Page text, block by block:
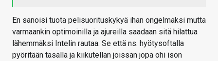
En sanoisi tuota pelisuorituskykyä ihan ongelmaksi mutta
varmaankin optimoinilla ja ajureilla saadaan sitä hilattua
lähemmäksi Intelin rautaa. Se että ns. hyötysoftalla
pyöritään tasalla ja kiikutellan joissan jopa ohi ison